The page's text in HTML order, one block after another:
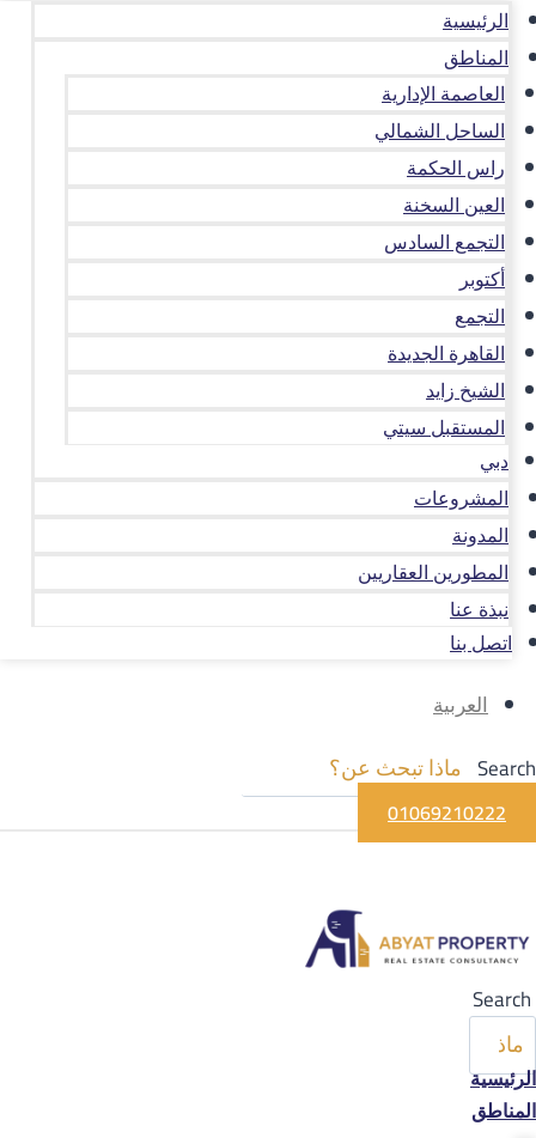
الرئيسية
المناطق
العاصمة الإدارية
الساحل الشمالي
راس الحكمة
العين السخنة
التجمع السادس
أكتوبر
التجمع
القاهرة الجديدة
الشيخ زايد
المستقبل سيتي
دبي
المشروعات
المدونة
المطورين العقاريين
نبذة عنا
اتصل بنا
العربية
Search
01069210222
Search
الرئيسية
المناطق